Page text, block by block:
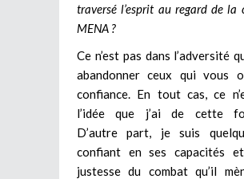
traversé l’esprit au regard de la
MENA ?
Ce n’est pas dans l’adversité
abandonner ceux qui vous
confiance. En tout cas, ce
l’idée que j’ai de cette
D’autre part, je suis
confiant en ses capacités
justesse du combat qu’il